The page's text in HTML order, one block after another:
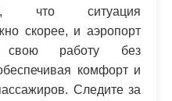
что ситуация
скорее, и аэропорт
свою работу без
комфорт и
Следите за